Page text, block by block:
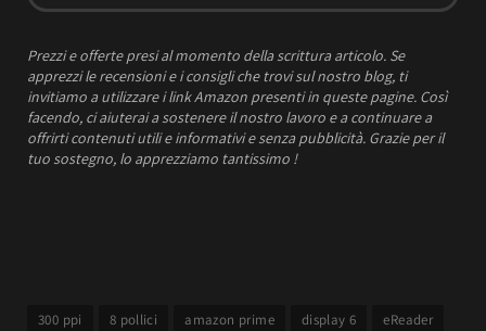
Prezzi e offerte presi al momento della scrittura articolo. Se
apprezzi le recensioni e i consigli che trovi sul nostro blog, ti
invitiamo a utilizzare i link Amazon presenti in queste pagine. Così
facendo, ci aiuterai a sostenere il nostro lavoro e a continuare a
offrirti contenuti utili e informativi e senza pubblicità. Grazie per il
tuo sostegno, lo apprezziamo tantissimo !
300 ppi 8 pollici amazon prime display 6
eReader